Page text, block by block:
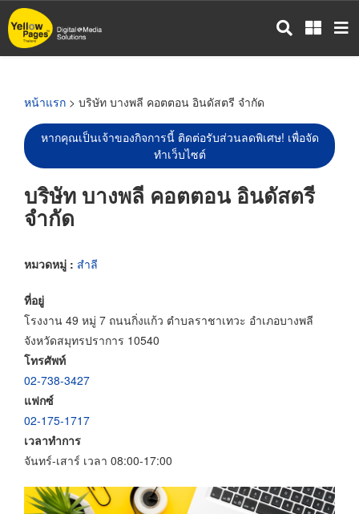
ข้าม
ไป
หน้าแรก > บริษัท บางพลี คอตตอน อินดัสตรี จำกัด
หากคุณเป็นเจ้าของกิจการนี้ ติดต่อรับส่วนลดพิเศษ! เพื่อจัด
ทำเว็บไซต์
บริษัท บางพลี คอตตอน อินดัสตรี
จำกัด
หมวดหมู่ : สำลี
ที่อยู่
โรงงาน 49 หมู่ 7 ถนนกิ่งแก้ว ตำบลราชาเทวะ อำเภอบางพลี
จังหวัดสมุทรปราการ 10540
โทรศัพท์
02-738-3427
แฟกซ์
02-175-1717
เวลาทำการ
จันทร์-เสาร์ เวลา 08:00-17:00